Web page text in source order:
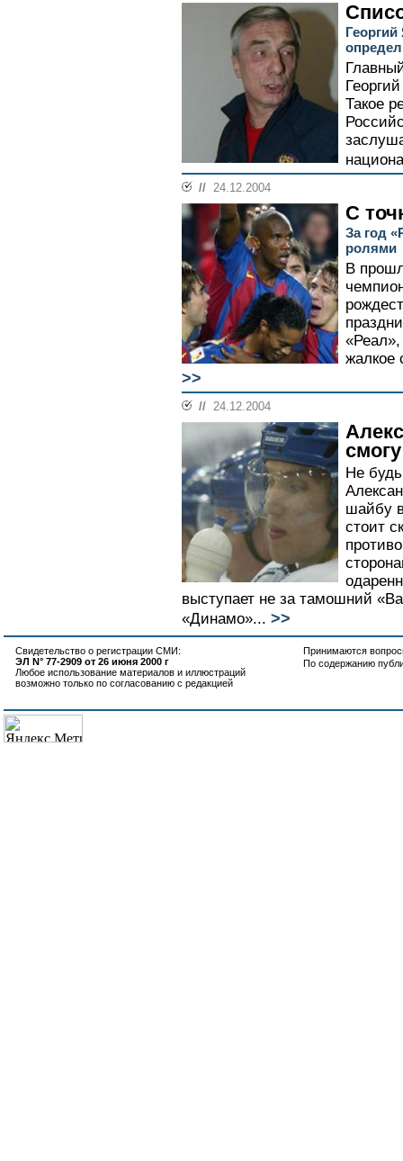
Такое
// 24.12.2004
С
За год
ролями
В
«Реал»,
жалкое
>>
// 24.12.2004
Не
шайбу
стоит
выступает не за тамошний
«Динамо»... >>
Свидетельство о регистрации СМИ:
ЭЛ N° 77-2909 от 26 июня 2000 г
Любое использование материалов и иллюстраций
возможно только по согласованию с редакцией
Принимаются
По содержанию